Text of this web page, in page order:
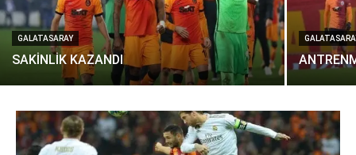
GALATASARAY
SAKİNLİK KAZANDI